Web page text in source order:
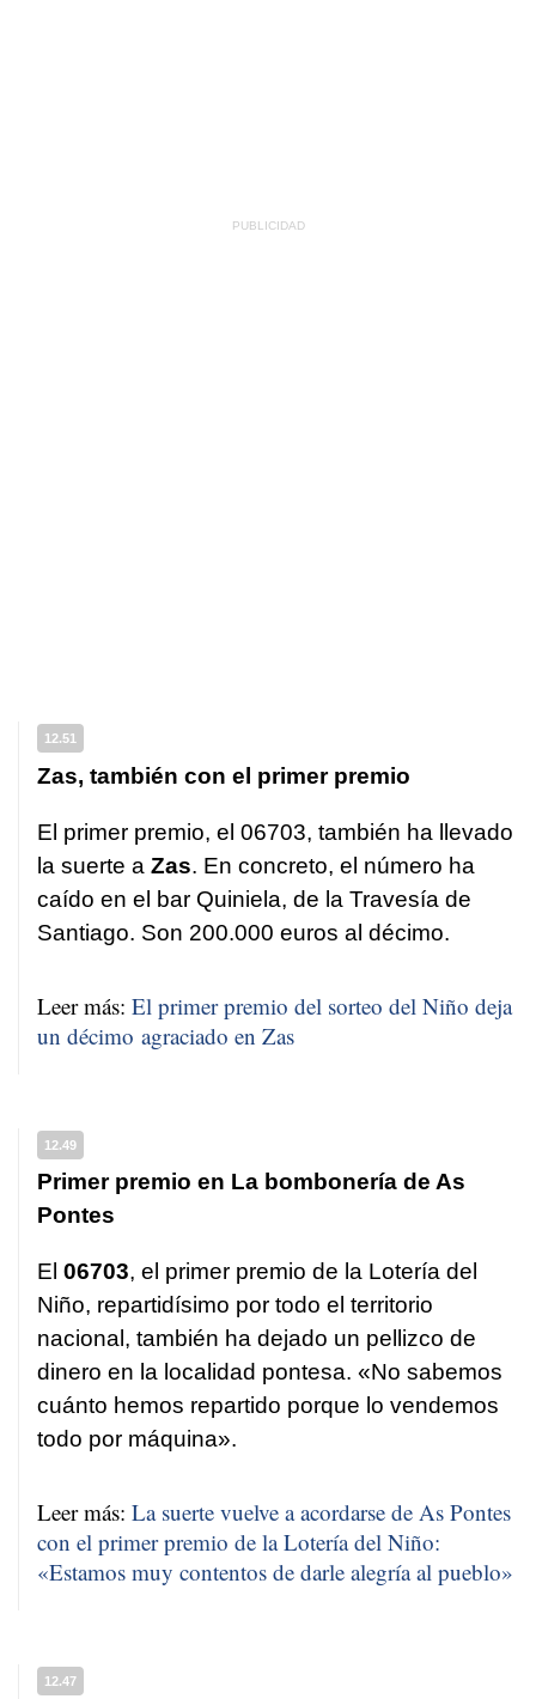
12.51
Zas, también con el primer premio
El primer premio, el 06703, también ha llevado
la suerte a Zas. En concreto, el número ha
caído en el bar Quiniela, de la Travesía de
Santiago. Son 200.000 euros al décimo.
Leer más: El primer premio del sorteo del Niño deja
un décimo agraciado en Zas
12.49
Primer premio en La bombonería de As
Pontes
El 06703, el primer premio de la Lotería del
Niño, repartidísimo por todo el territorio
nacional, también ha dejado un pellizco de
dinero en la localidad pontesa. «No sabemos
cuánto hemos repartido porque lo vendemos
todo por máquina».
Leer más: La suerte vuelve a acordarse de As Pontes
con el primer premio de la Lotería del Niño:
«Estamos muy contentos de darle alegría al pueblo»
12.47